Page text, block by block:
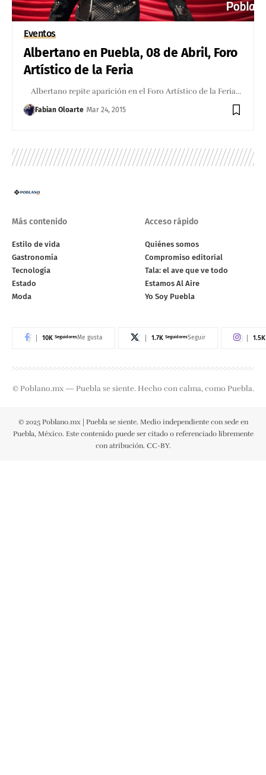
Eventos
Albertano en Puebla, 08 de Abril, Foro
Artístico de la Feria
Albertano repite aparición en el Foro Artístico de la Feria…
Fabian Oloarte Mar 24, 2015
Más contenido
Estilo de vida
Gastronomía
Tecnología
Estado
Moda
Acceso rápido
Quiénes somos
Compromiso editorial
Tala: el ave que ve todo
Estamos Al Aire
Yo Soy Puebla
10K SeguidoresMe gusta 1.7K SeguidoresSeguir 1.5K
© Poblano.mx — Puebla se siente. Hecho con calma, como Puebla.
© 2025 Poblano.mx | Puebla se siente. Medio independiente con sede en
Puebla, México. Este contenido puede ser citado o referenciado libremente
con atribución. CC-BY.